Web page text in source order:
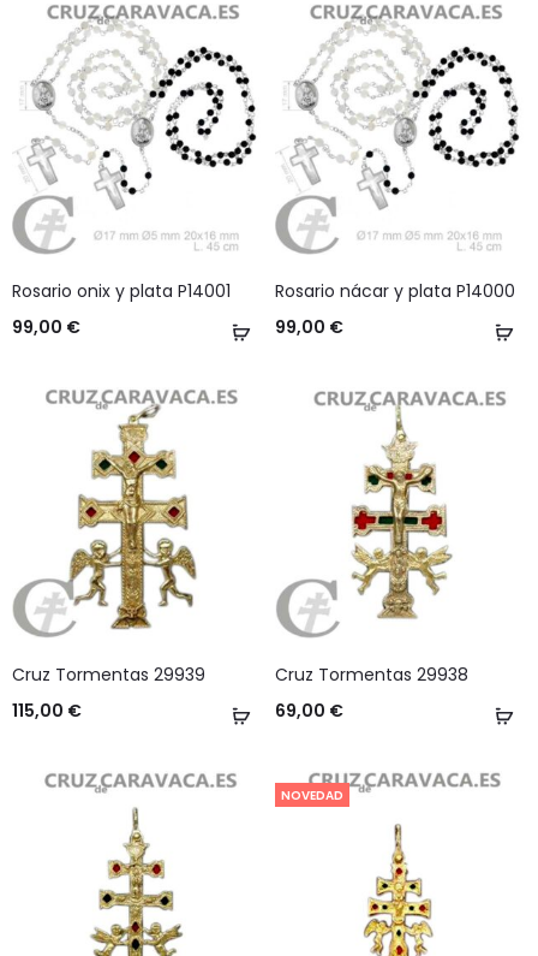
Añadir
Rosario onix y plata P14001
99,00 €
Rosario nácar y plata P14000
99,00 €
Añadir
carrito
Cruz Tormentas 29939
115,00 €
Cruz Tormentas 29938
69,00 €
NOVEDAD